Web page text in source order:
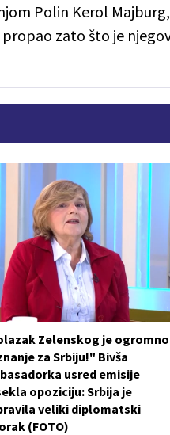
Polin Kerol
propao zato što je
Zelenskog je ogromno
za Srbiju!" Bivša
usred emisije
opoziciju: Srbija je
veliki diplomatski
(FOTO)